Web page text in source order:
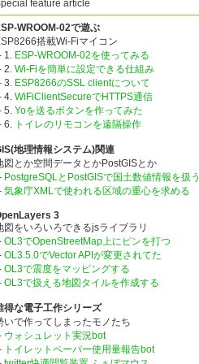
feature article
WROOM-02で遊ぶ
搭載Wi-Fiマイコン
1. ESP-WROOM-02を使ってみる
2. Wi-Fiを簡単に設定できる仕組み
3. ESP8266のSSL clientについて
4. WiFiClientSecureでHTTPS通信
5. Yoを送るボタンを作ってみた
6. トイレのリモコンを遠隔操作
地理情報システム)関連
図とか空間データとかPostGISとか
PostgreSQLとPostGISで国土数値情報を扱う
気象庁XMLで使われる区域の重心を求める
3
図をいろいろできるjsライブラリ
OL3でOpenStreetMap上にピンを打つ
OL3.5.0でVector APIが変更されてた
OL3で震度をマッピングする
OL3で扱える地図タイルを作成する
得な電子工作シリーズ
いで作ってしまったモノたち
ウォシュレット実況bot
トイレットペーパー使用量報告bot